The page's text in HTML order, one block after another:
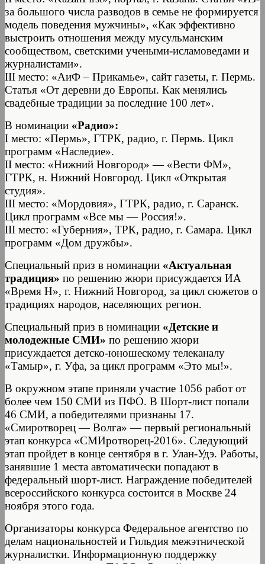
за большого числа разводов в семье не формируется
модель поведения мужчины», «Как эффективно
выстроить отношения между мусульманским
сообществом, светскими учеными-исламоведами и
журналистами».
III место: «АиФ – Прикамье», сайт газеты, г. Пермь.
Статья «От деревни до Европы. Как менялись
свадебные традиции за последние 100 лет».
В номинации «Радио»:
I место: «Пермь», ГТРК, радио, г. Пермь. Цикл
программ «Наследие».
II место: «Нижний Новгород» — «Вести ФМ»,
ГТРК, н. Нижний Новгород. Цикл «Открытая
студия».
III место: «Мордовия», ГТРК, радио, г. Саранск.
Цикл программ «Все мы — Россия!».
III место: «Губерния», ТРК, радио, г. Самара. Цикл
программ «Дом дружбы».
Специальный приз в номинации «Актуальная
традиция» по решению жюри присуждается ИА
«Время Н», г. Нижний Новгород, за цикл сюжетов о
традициях народов, населяющих регион.
Специальный приз в номинации «Детские и
молодежные СМИ» по решению жюри
присуждается детско-юношескому телеканалу
«Тамыр», г. Уфа, за цикл программ «Это мы!».
В окружном этапе приняли участие 1056 работ от
более чем 150 СМИ из ПФО. В Шорт-лист попали
46 СМИ, а победителями признаны 17.
«Смиротворец — Волга» — первый региональный
этап конкурса «СМИротворец-2016». Следующий
этап пройдет в конце сентября в г. Улан-Удэ. Работы,
занявшие 1 места автоматически попадают в
федеральный шорт-лист. Награждение победителей
всероссийского конкурса состоится в Москве 24
ноября этого года.
Организаторы конкурса Федеральное агентство по
делам национальностей и Гильдия межэтнической
журналистки. Информационную поддержку